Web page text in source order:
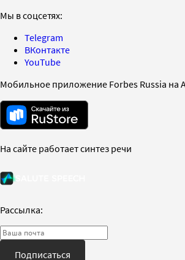
Мы в соцсетях:
Telegram
ВКонтакте
YouTube
Мобильное приложение Forbes Russia на
На сайте работает синтез речи
Рассылка:
Подписаться